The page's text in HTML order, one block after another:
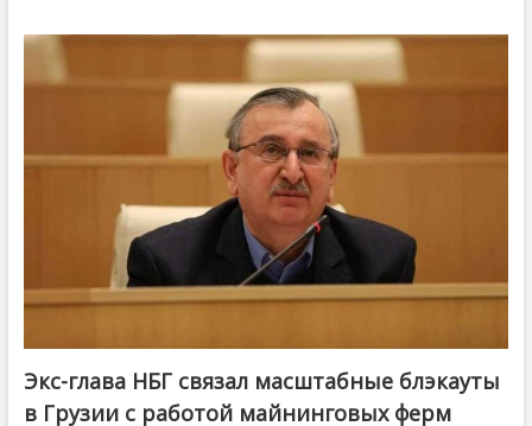
Экс-глава НБГ связал масштабные блэкауты
в Грузии с работой майнинговых ферм